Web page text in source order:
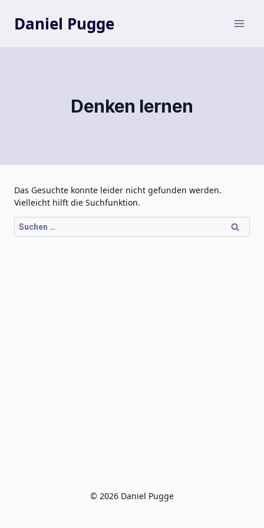
Inhalt
springenDaniel Pugge
Denken lernen
Das Gesuchte konnte leider nicht gefunden werden.
Vielleicht hilft die Suchfunktion.
Suchen
nach:
© 2026 Daniel Pugge